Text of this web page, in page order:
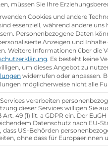
müssen Sie Ihre
Cookies und andere
essenziell, während andere
Personenbezogene Daten
Anzeigen und
Weitere Informationen über die
. Es besteht keine
um dieses Angebot zu
widerrufen oder anpassen.
möglicherweise nicht alle
verarbeiten
dieser Services willigen Sie
Art. 49 (1) lit. a GDPR ein. Der
Datenschutz nach EU-
dass US-Behörden
ohne dass für Europäerinnen